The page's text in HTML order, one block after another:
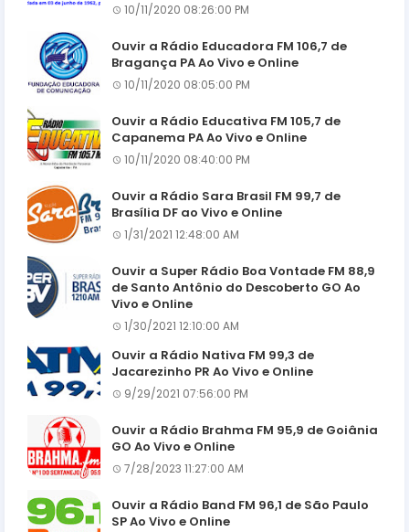
10/11/2020 08:26:00 PM
Ouvir a Rádio Educadora FM 106,7 de
Bragança PA Ao Vivo e Online
10/11/2020 08:05:00 PM
Ouvir a Rádio Educativa FM 105,7 de
Capanema PA Ao Vivo e Online
10/11/2020 08:40:00 PM
Ouvir a Rádio Sara Brasil FM 99,7 de
Brasília DF ao Vivo e Online
1/31/2021 12:48:00 AM
Ouvir a Super Rádio Boa Vontade FM 88,9
de Santo Antônio do Descoberto GO Ao
Vivo e Online
1/30/2021 12:10:00 AM
Ouvir a Rádio Nativa FM 99,3 de
Jacarezinho PR Ao Vivo e Online
9/29/2021 07:56:00 PM
Ouvir a Rádio Brahma FM 95,9 de Goiânia
GO Ao Vivo e Online
7/28/2023 11:27:00 AM
Ouvir a Rádio Band FM 96,1 de São Paulo
SP Ao Vivo e Online